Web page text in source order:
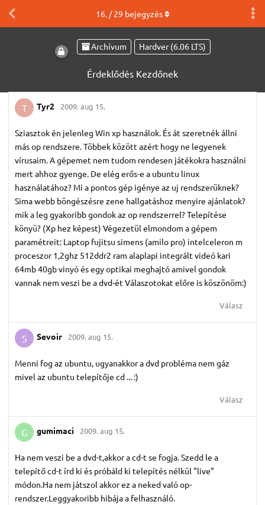
Archívum Hardver (6.06 LTS)
Érdeklődés Kezdőnek
16. /29 bejegyzés
T Tyr2 2009. aug 15.
Sziasztok én jelenleg Win xp használok. És át szeretnék állni
más op rendszere. Többek között azért hogy ne legyenek
vírusaim. A gépemet nem tudom rendesen játékokra használni
mert ahhoz gyenge. De elég erős-e a ubuntu linux
használatához? Mi a pontos gép igénye az uj rendszerüknek?
Sima webb böngészésre zene hallgatáshoz menyire ajánlatok?
mik a leg gyakoribb gondok az op rendszerrel? Telepítése
könyü? (Xp hez képest) Végezetül elmondom a gépem
paramétreit: Laptop fujitsu simens (amilo pro) intelceleron m
proceszor 1,2ghz 512ddr2 ram alaplapi integrált videó kari
64mb 40gb vinyó és egy optikai meghajtó amivel gondok
vannak nem veszi be a dvd-ét Válaszotokat előre is köszönöm:)
Válasz
S Sevoir 2009. aug 15.
Menni fog az ubuntu, ugyanakkor a dvd probléma nem gáz
mivel az ubuntu telepítője cd ... :)
Válasz
G gumimaci 2009. aug 15.
Ha nem veszi be a dvd-t,akkor a cd-t se fogja. Szedd le a
telepítő cd-t írd ki és próbáld ki telepítés nélkül "live"
módon.Ha nem játszol akkor ez a neked való op-
rendszer.Leggyakoribb hibája a felhasználó.